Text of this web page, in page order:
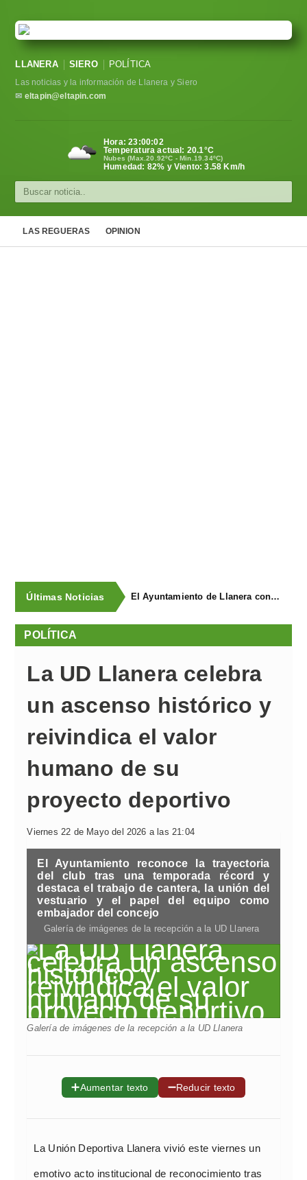
LLANERA SIERO POLÍTICA
Las noticias y la información de Llanera y Siero
✉ eltapin@eltapin.com
Hora:23:00:03
Temperatura actual: 20.1°C
Nubes (Max.20.92ºC - Min.19.34ºC)
Humedad: 82% y Viento: 3.58 Km/h
LAS REGUERAS OPINION
Últimas Noticias El Ayuntamiento de Llanera concluye la campaña de trampeo contra la avispa asiática con la captura de 1.330 reinas
POLÍTICA
La UD Llanera celebra
un ascenso histórico y
reivindica el valor
humano de su
proyecto deportivo
Viernes 22 de Mayo del 2026 a las 21:04
El Ayuntamiento reconoce la trayectoria
del club tras una temporada récord y
destaca el trabajo de cantera, la unión del
vestuario y el papel del equipo como
embajador del concejo
Galería de imágenes de la recepción a la UD Llanera
Galería de imágenes de la recepción a la UD Llanera
➕Aumentar texto ➖Reducir texto
La Unión Deportiva Llanera vivió este viernes un
emotivo acto institucional de reconocimiento tras